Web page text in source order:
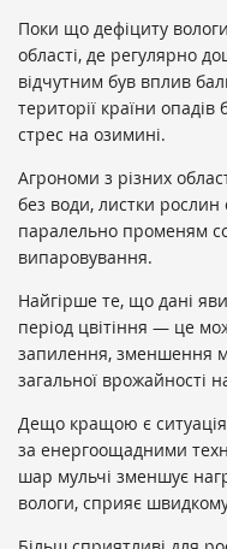
Поки що дефіциту
області, де регулярно
відчутним був вплив
території країни
стрес на озимині.
Агрономи з різних
без води, листки
паралельно променям
випаровування.
Найгірше те, що дані
період цвітіння — це
запилення, зменшення
загальної врожайності
Дещо кращою є
за енергоощадними
шар мульчі зменшує
вологи, сприяє